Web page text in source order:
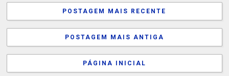
POSTAGEM MAIS RECENTE
POSTAGEM MAIS ANTIGA
PÁGINA INICIAL